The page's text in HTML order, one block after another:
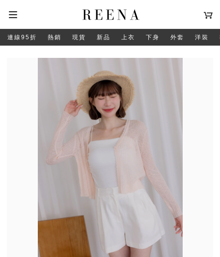
連線95折 熱銷 現貨 新品 上衣 下身 外套 洋裝